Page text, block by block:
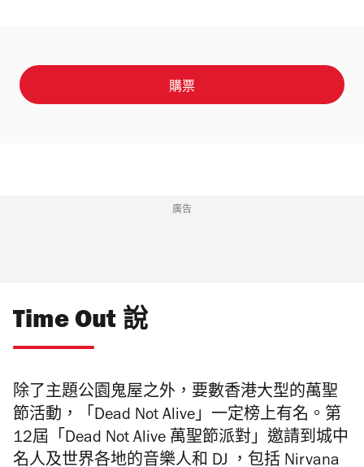
購票
廣告
Time Out 說
除了主題公園鬼屋之外，要數香港大型的萬聖
節活動，「Dead Not Alive」一定榜上有名。第
12屆「Dead Not Alive 萬聖節派對」邀請到城中
名人及世界各地的音樂人和 DJ ，包括 Nirvana